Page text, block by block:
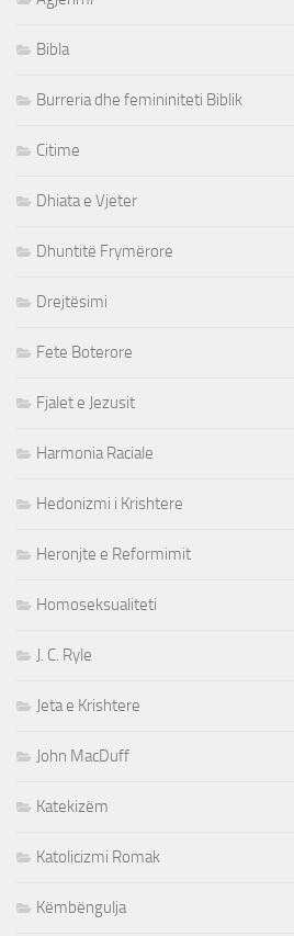
Bibla
Burreria dhe femininiteti Biblik
Citime
Dhiata e Vjeter
Dhuntitë Frymërore
Drejtësimi
Fete Boterore
Fjalet e Jezusit
Harmonia Raciale
Hedonizmi i Krishtere
Heronjte e Reformimit
Homoseksualiteti
J. C. Ryle
Jeta e Krishtere
John MacDuff
Katekizëm
Katolicizmi Romak
Këmbëngulja